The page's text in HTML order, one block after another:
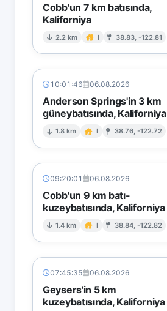
Cobb'un 7 km batısında,
Kaliforniya
2.2 km I 38.83, -122.81
10:01:46 06.08.2026
Anderson Springs'in 3 km
güneybatısında, Kaliforniya
1.8 km I 38.76, -122.72
09:20:01 06.08.2026
Cobb'un 9 km batı-
kuzeybatısında, Kaliforniya
1.4 km I 38.84, -122.82
07:45:35 06.08.2026
Geysers'in 5 km
kuzeybatısında, Kaliforniya